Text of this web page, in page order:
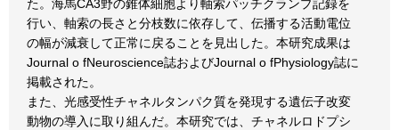
た。海馬CA3野の錐体細胞より軸索パッチクランプ記録を
行い、軸索の長さと分枝数に依存して、伝播する活動電位
の幅が減衰して正常に戻ることを見出した。本研究成果は
Journal o fNeuroscience誌およびJournal o fPhysiology誌に
掲載された。
また、光感受性チャネルタンパク質を発現する遺伝子改変
動物の導入に取り組んだ。本研究では、チャネルロドプシ